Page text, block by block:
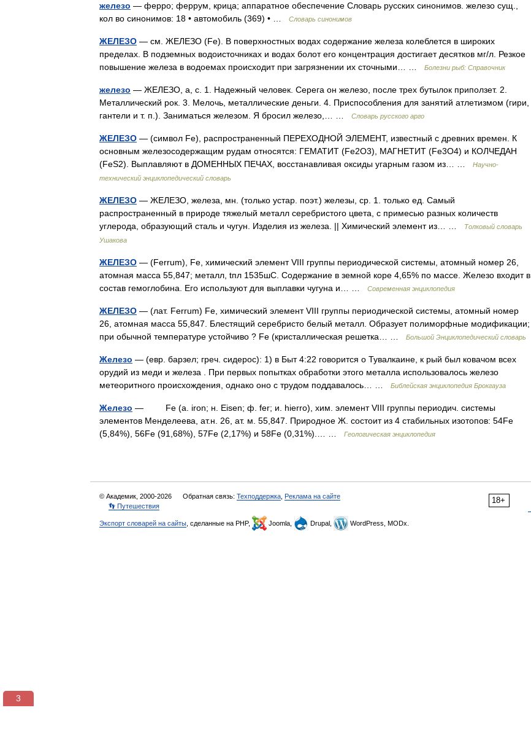
железо — ферро; феррум, крица; аппаратное обеспечение Словарь русских синонимов. железо сущ.,
кол во синонимов: 18 • автомобиль (369) • …
Словарь синонимов
ЖЕЛЕЗО — см. ЖЕЛЕЗО (Fe). В поверхностных водах содержание железа колеблется в широких
пределах. В подземных водоисточниках и водах болот его концентрация достигает десятков мг/л. Резкое
повышение железа в водоемах происходит при загрязнении их сточными… …
Болезни рыб: Справочник
железо — ЖЕЛЕЗО, а, с. 1. Надежный человек. Серега он железо, после трех бутылок приползет. 2.
Металлический рок. 3. Мелочь, металлические деньги. 4. Приспособления для занятий атлетизмом (гири,
гантели и т. п.). Заниматься железом. Я бросил железо,… …
Словарь русского арго
ЖЕЛЕЗО — (символ Fe), распространенный ПЕРЕХОДНОЙ ЭЛЕМЕНТ, известный с древних времен. К
основным железосодержащим рудам относятся: ГЕМАТИТ (Fе2О3), МАГНЕТИТ (Fe3O4) и КОЛЧЕДАН
(FeS2). Выплавляют в ДОМЕННЫХ ПЕЧАХ, восстанавливая оксиды угарным газом из… …
Научно-
технический энциклопедический словарь
ЖЕЛЕЗО — ЖЕЛЕЗО, железа, мн. (только устар. поэт.) железы, ср. 1. только ед. Самый
распространенный в природе тяжелый металл серебристого цвета, с примесью разных количеств
углерода, образующий сталь и чугун. Изделия из железа. || Химический элемент из… …
Толковый словарь
Ушакова
ЖЕЛЕЗО — (Ferrum), Fe, химический элемент VIII группы периодической системы, атомный номер 26,
атомная масса 55,847; металл, tпл 1535шC. Содержание в земной коре 4,65% по массе. Железо входит в
состав гемоглобина. Его используют для выплавки чугуна и… …
Современная энциклопедия
ЖЕЛЕЗО — (лат. Ferrum) Fe, химический элемент VIII группы периодической системы, атомный номер
26, атомная масса 55,847. Блестящий серебристо белый металл. Образует полиморфные модификации;
при обычной температуре устойчиво ? Fe (кристаллическая решетка… …
Большой Энциклопедический словарь
Железо — (евр. барзел; греч. сидерос): 1) в Быт 4:22 говорится о Тувалкаине, к рый был ковачом всех
орудий из меди и железа . При первых попытках обработки этого металла использовалось железо
метеоритного происхождения, однако оно с трудом поддавалось… …
Библейская энциклопедия Брокгауза
Железо — Fe (a. iron; н. Eisen; ф. fer; и. hierro), хим. элемент VIII группы периодич. системы
элементов Mенделеева, ат.н. 26, ат. м. 55,847. Природное Ж. состоит из 4 стабильных изотопов: 54Fe
(5,84%), 56Fe (91,68%), 57Fe (2,17%) и 58Fe (0,31%).… …
Геологическая энциклопедия
18+
© Академик, 2000-2026 Обратная связь: Техподдержка Реклама на сайте
👣 Путешествия
Экспорт словарей на сайты , сделанные на PHP, Joomla, Drupal, WordPress, MODx.
3